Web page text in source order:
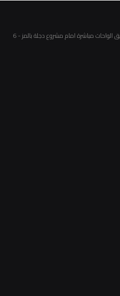
94 ب المنطقة الصناعية الخامسة - طريق الواحات مباشرة امام مشروع دجلة بالمز - 6